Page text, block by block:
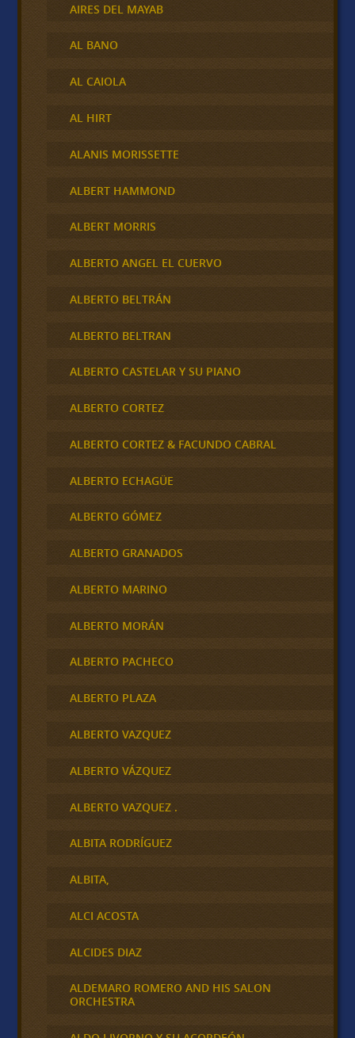
AIRES DEL MAYAB
AL BANO
AL CAIOLA
AL HIRT
ALANIS MORISSETTE
ALBERT HAMMOND
ALBERT MORRIS
ALBERTO ANGEL EL CUERVO
ALBERTO BELTRÁN
ALBERTO BELTRAN
ALBERTO CASTELAR Y SU PIANO
ALBERTO CORTEZ
ALBERTO CORTEZ & FACUNDO CABRAL
ALBERTO ECHAGÜE
ALBERTO GÓMEZ
ALBERTO GRANADOS
ALBERTO MARINO
ALBERTO MORÁN
ALBERTO PACHECO
ALBERTO PLAZA
ALBERTO VAZQUEZ
ALBERTO VÁZQUEZ
ALBERTO VAZQUEZ .
ALBITA RODRÍGUEZ
ALBITA,
ALCI ACOSTA
ALCIDES DIAZ
ALDEMARO ROMERO AND HIS SALON
ORCHESTRA